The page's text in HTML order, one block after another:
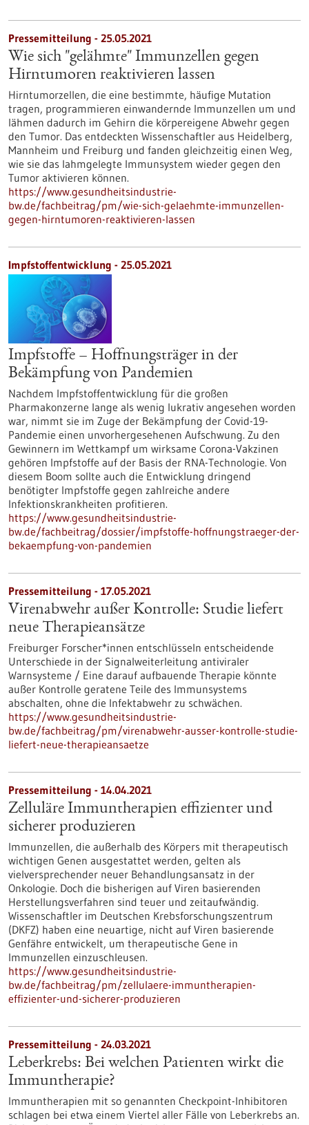
Pressemitteilung - 25.05.2021
Wie sich "gelähmte" Immunzellen gegen
Hirntumoren reaktivieren lassen
Hirntumorzellen, die eine bestimmte, häufige Mutation
tragen, programmieren einwandernde Immunzellen um und
lähmen dadurch im Gehirn die körpereigene Abwehr gegen
den Tumor. Das entdeckten Wissenschaftler aus Heidelberg,
Mannheim und Freiburg und fanden gleichzeitig einen Weg,
wie sie das lahmgelegte Immunsystem wieder gegen den
Tumor aktivieren können.
https://www.gesundheitsindustrie-
bw.de/fachbeitrag/pm/wie-sich-gelaehmte-immunzellen-
gegen-hirntumoren-reaktivieren-lassen
Impfstoffentwicklung - 25.05.2021
Impfstoffe – Hoffnungsträger in der
Bekämpfung von Pandemien
Nachdem Impfstoffentwicklung für die großen
Pharmakonzerne lange als wenig lukrativ angesehen worden
war, nimmt sie im Zuge der Bekämpfung der Covid-19-
Pandemie einen unvorhergesehenen Aufschwung. Zu den
Gewinnern im Wettkampf um wirksame Corona-Vakzinen
gehören Impfstoffe auf der Basis der RNA-Technologie. Von
diesem Boom sollte auch die Entwicklung dringend
benötigter Impfstoffe gegen zahlreiche andere
Infektionskrankheiten profitieren.
https://www.gesundheitsindustrie-
bw.de/fachbeitrag/dossier/impfstoffe-hoffnungstraeger-der-
bekaempfung-von-pandemien
Pressemitteilung - 17.05.2021
Virenabwehr außer Kontrolle: Studie liefert
neue Therapieansätze
Freiburger Forscher*innen entschlüsseln entscheidende
Unterschiede in der Signalweiterleitung antiviraler
Warnsysteme / Eine darauf aufbauende Therapie könnte
außer Kontrolle geratene Teile des Immunsystems
abschalten, ohne die Infektabwehr zu schwächen.
https://www.gesundheitsindustrie-
bw.de/fachbeitrag/pm/virenabwehr-ausser-kontrolle-studie-
liefert-neue-therapieansaetze
Pressemitteilung - 14.04.2021
Zelluläre Immuntherapien effizienter und
sicherer produzieren
Immunzellen, die außerhalb des Körpers mit therapeutisch
wichtigen Genen ausgestattet werden, gelten als
vielversprechender neuer Behandlungsansatz in der
Onkologie. Doch die bisherigen auf Viren basierenden
Herstellungsverfahren sind teuer und zeitaufwändig.
Wissenschaftler im Deutschen Krebsforschungszentrum
(DKFZ) haben eine neuartige, nicht auf Viren basierende
Genfähre entwickelt, um therapeutische Gene in
Immunzellen einzuschleusen.
https://www.gesundheitsindustrie-
bw.de/fachbeitrag/pm/zellulaere-immuntherapien-
effizienter-und-sicherer-produzieren
Pressemitteilung - 24.03.2021
Leberkrebs: Bei welchen Patienten wirkt die
Immuntherapie?
Immuntherapien mit so genannten Checkpoint-Inhibitoren
schlagen bei etwa einem Viertel aller Fälle von Leberkrebs an.